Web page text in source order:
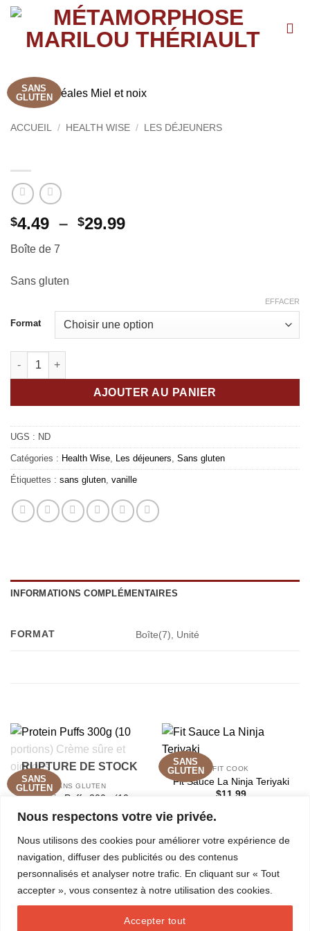
Nous respectons votre vie privée.
Nous utilisons des cookies pour améliorer votre expérience de
navigation, diffuser des publicités ou des contenus
personnalisés et analyser notre trafic. En cliquant sur « Tout
accepter », vous consentez à notre utilisation des cookies.
Accepter tout
Passer
contenu
SANS
GLUTEN
ACCUEIL / HEALTH WISE / LES DÉJEUNERS
$4.49 – $29.99Plage
Boîte de 7
Sans gluten
Format
EFFACER
quantité de HW Céréales Miel et noix
AJOUTER AU PANIER
UGS : ND
Catégories : Health Wise Les déjeuners Sans gluten
Étiquettes : sans gluten vanille
INFORMATIONS COMPLÉMENTAIRES
FORMAT Boîte(7), Unité
RUPTURE DE STOCK
SANS
GLUTENSANS GLUTEN
Protein Puffs 300g (10
portions) Crème sûre et
oignons
39.99
LIRE LA SUITE
SANS
GLUTEN
FIT COOK
Fit Sauce La Ninja Teriyaki
$11.99
AJOUTER AU PANIER